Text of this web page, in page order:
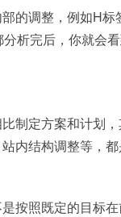
的调整，例如H
析完后，你就会
制定方案和计划
内结构调整等，
按照既定的目标